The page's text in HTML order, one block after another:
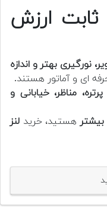
ثابت ارزش
نورگیری بهتر و اندازه
ای و آماتور هستند.
مناظر، خیابانی و
بیشتر هستید، خرید لنز